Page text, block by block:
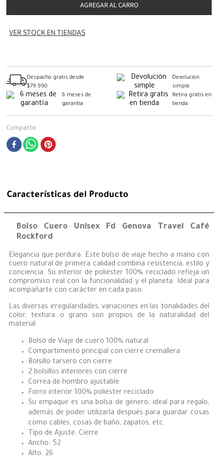
AGREGAR AL CARRO
VER STOCK EN TIENDAS
Despacho gratis desde
$79.990
Devolución
simple
6 meses de
garantía
Retira gratis en
tienda
Comparte
Características del Producto
Bolso Cuero Unisex Fd Genova Travel Café
Rockford
Elegancia que perdura. Este bolso de viaje hecho a mano con
cuero natural de primera calidad combina resistencia, estilo y
conciencia. Su interior de poliéster 100% reciclado refleja un
compromiso real con la funcionalidad y el planeta. Ideal para
acompañarte con carácter en cada paso.
Las diversas irregularidades, variaciones en las tonalidades del
color, textura o grano son propios de la naturalidad del
material.
Bolso de Viaje de cuero 100% natural
Compartimento principal con cierre cremallera
Bolsillo tarsero con cierre
2 bolsillos interiores con cierre
Correa de hombro ajustable
Forro interior 100% poliéster reciclado
Su empaque es una bolsa de género, ideal para regalo,
además de poder utilizarla después para guardar cosas
como cables, cosas de baño, zapatos, etc.
Tipo de Ajuste: Cierre
Ancho: 52
Alto: 26